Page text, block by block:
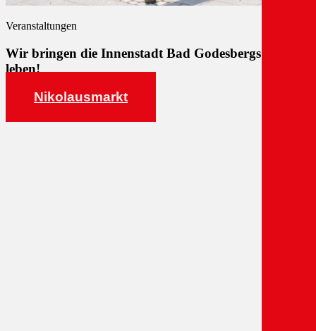
Veranstaltungen
Wir bringen die Innenstadt Bad Godesbergs zum
leben!
Nikolausmarkt